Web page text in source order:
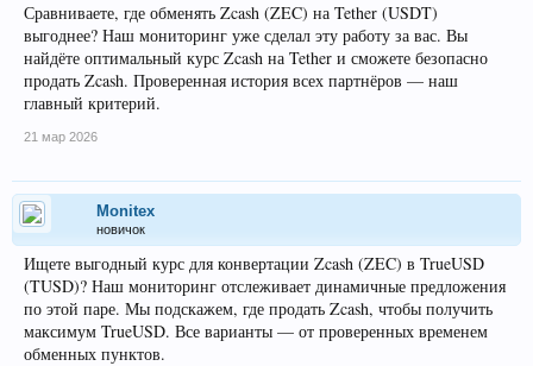
Сравниваете, где обменять Zcash (ZEC) на Tether (USDT)
выгоднее? Наш мониторинг уже сделал эту работу за вас. Вы
найдёте оптимальный курс Zcash на Tether и сможете безопасно
продать Zcash. Проверенная история всех партнёров — наш
главный критерий.
21 мар 2026
Monitex
новичок
Ищете выгодный курс для конвертации Zcash (ZEC) в TrueUSD
(TUSD)? Наш мониторинг отслеживает динамичные предложения
по этой паре. Мы подскажем, где продать Zcash, чтобы получить
максимум TrueUSD. Все варианты — от проверенных временем
обменных пунктов.